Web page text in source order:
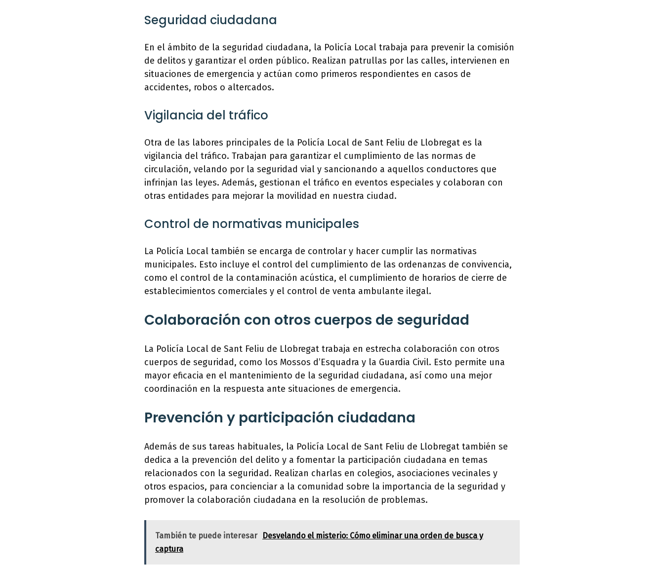
Seguridad ciudadana
En el ámbito de la seguridad ciudadana, la Policía Local trabaja para prevenir la comisión
de delitos y garantizar el orden público. Realizan patrullas por las calles, intervienen en
situaciones de emergencia y actúan como primeros respondientes en casos de
accidentes, robos o altercados.
Vigilancia del tráfico
Otra de las labores principales de la Policía Local de Sant Feliu de Llobregat es la
vigilancia del tráfico. Trabajan para garantizar el cumplimiento de las normas de
circulación, velando por la seguridad vial y sancionando a aquellos conductores que
infrinjan las leyes. Además, gestionan el tráfico en eventos especiales y colaboran con
otras entidades para mejorar la movilidad en nuestra ciudad.
Control de normativas municipales
La Policía Local también se encarga de controlar y hacer cumplir las normativas
municipales. Esto incluye el control del cumplimiento de las ordenanzas de convivencia,
como el control de la contaminación acústica, el cumplimiento de horarios de cierre de
establecimientos comerciales y el control de venta ambulante ilegal.
Colaboración con otros cuerpos de seguridad
La Policía Local de Sant Feliu de Llobregat trabaja en estrecha colaboración con otros
cuerpos de seguridad, como los Mossos d’Esquadra y la Guardia Civil. Esto permite una
mayor eficacia en el mantenimiento de la seguridad ciudadana, así como una mejor
coordinación en la respuesta ante situaciones de emergencia.
Prevención y participación ciudadana
Además de sus tareas habituales, la Policía Local de Sant Feliu de Llobregat también se
dedica a la prevención del delito y a fomentar la participación ciudadana en temas
relacionados con la seguridad. Realizan charlas en colegios, asociaciones vecinales y
otros espacios, para concienciar a la comunidad sobre la importancia de la seguridad y
promover la colaboración ciudadana en la resolución de problemas.
También te puede interesar
Desvelando el misterio: Cómo eliminar una orden de busca y
captura